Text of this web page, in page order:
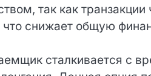
заемщик может
задолженности.
снижает общую